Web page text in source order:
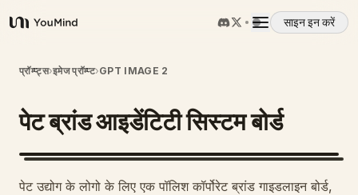
YouMind
साइन इन करें
अवलोकन
उपयोग के मामले
प्रॉम्प्ट्स›इमेज प्रॉम्प्ट›GPT IMAGE 2
पेट ब्रांड आइडेंटिटी सिस्टम बोर्ड
पेट उद्योग के लोगो के लिए एक पॉलिश कॉर्पोरेट ब्रांड गाइडलाइन बोर्ड,